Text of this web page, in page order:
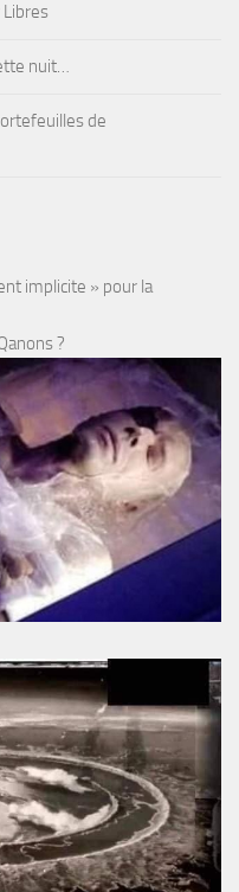
nuit…
de
implicite » pour la
?